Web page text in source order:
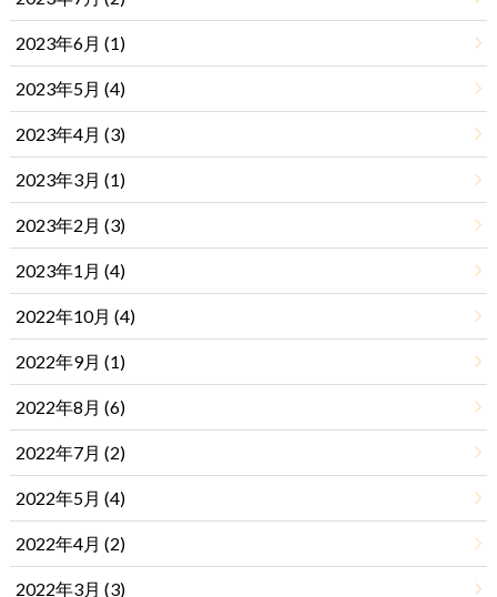
2023年6月 (1)
2023年5月 (4)
2023年4月 (3)
2023年3月 (1)
2023年2月 (3)
2023年1月 (4)
2022年10月 (4)
2022年9月 (1)
2022年8月 (6)
2022年7月 (2)
2022年5月 (4)
2022年4月 (2)
2022年3月 (3)